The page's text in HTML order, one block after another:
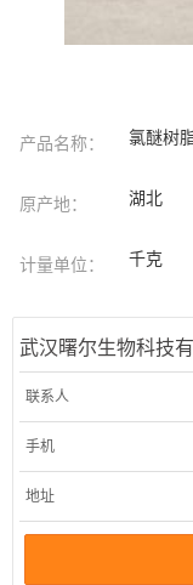
产品名称： 氯醚树
原产地： 湖北
计量单位： 千克
武汉曙尔生物科技
联系人
手机
地址